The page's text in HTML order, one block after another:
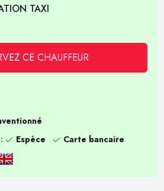
TAXI
CE CHAUFFEUR
Espèce
Carte bancaire